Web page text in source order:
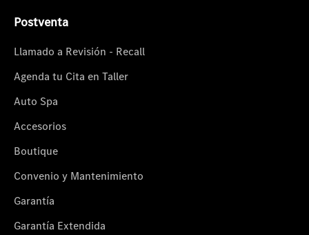
Postventa
Llamado a Revisión - Recall
Agenda tu Cita en Taller
Auto Spa
Accesorios
Boutique
Convenio y Mantenimiento
Garantía
Garantía Extendida